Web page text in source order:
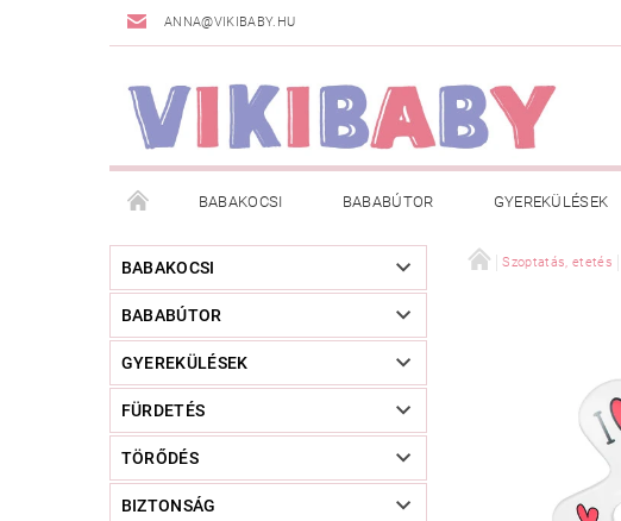
ANNA@VIKIBABY.HU
BABAKOCSI BABABÚTOR GYEREKÜLÉSEK
DOGSPACE AKCIÓS TERMÉKEINK
TÖRZSVÁSÁRLÓI PROGRAM RÓLUNK
BABAKOCSI
BABABÚTOR
GYEREKÜLÉSEK
FÜRDETÉS
TÖRŐDÉS
BIZTONSÁG
Szoptatás, etetés